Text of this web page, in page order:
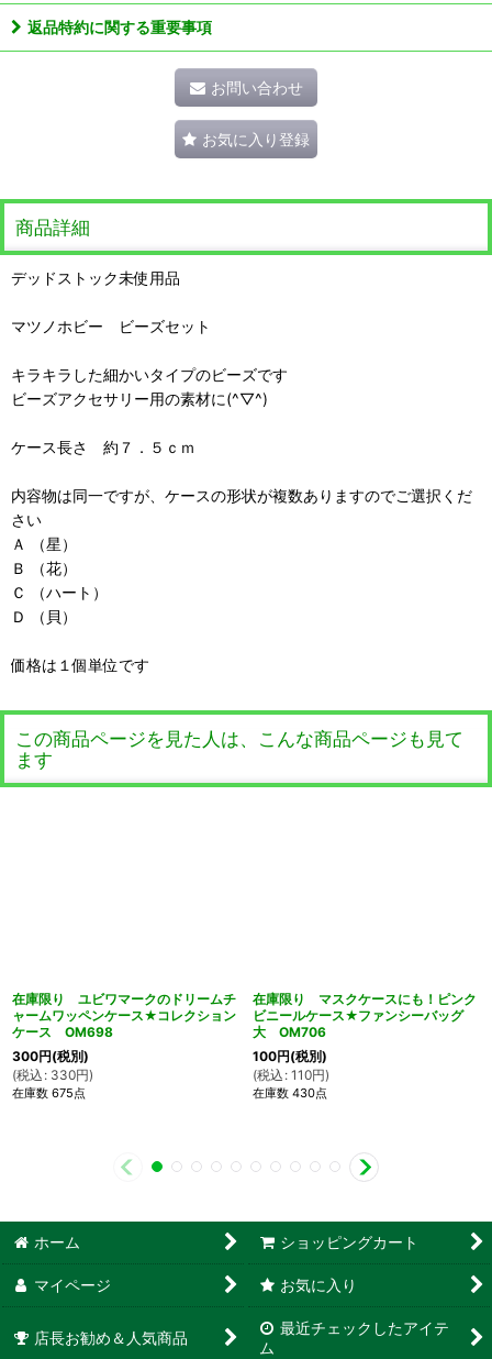
返品特約に関する重要事項
お問い合わせ
お気に入り登録
商品詳細
デッドストック未使用品
マツノホビー ビーズセット
キラキラした細かいタイプのビーズです
ビーズアクセサリー用の素材に(^▽^)
ケース長さ 約７．５ｃｍ
内容物は同一ですが、ケースの形状が複数ありますのでご選択くだ
さい
Ａ （星）
Ｂ （花）
Ｃ （ハート）
Ｄ （貝）
価格は１個単位です
この商品ページを見た人は、こんな商品ページも見て
ます
在庫限り ユビワマークのドリームチ
ャームワッペンケース★コレクション
ケース OM698
300円(税別)
(税込 : 330円)
在庫数 675点
在庫限り マスクケースにも！ピンク
ビニールケース★ファンシーバッグ
大 OM706
100円(税別)
(税込 : 110円)
在庫数 430点
ホーム ショッピングカート
マイページ お気に入り
店長お勧め＆人気商品
最近チェックしたアイテ
ム